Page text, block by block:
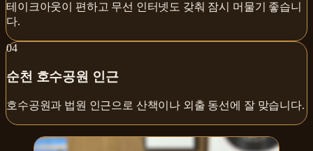
테이크아웃이 편하고 무선 인터넷도 갖춰 잠시 머물기 좋습니
다.
04
순천 호수공원 인근
호수공원과 법원 인근으로 산책이나 외출 동선에 잘 맞습니다.